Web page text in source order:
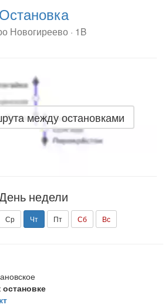
Остановка
Новогиреево · 1B
между остановками
недели
Ср Чт Пт Сб Вс